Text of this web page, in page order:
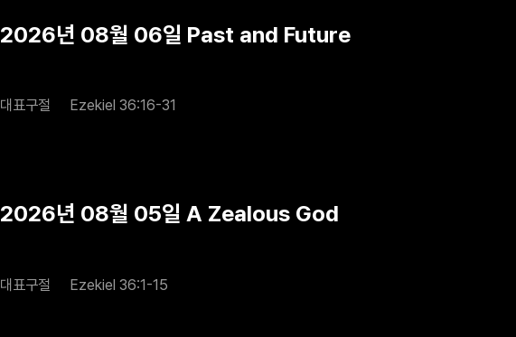
2026년 08월 06일 Past and Future
대표구절 Ezekiel 36:16-31
2026년 08월 05일 A Zealous God
대표구절 Ezekiel 36:1-15